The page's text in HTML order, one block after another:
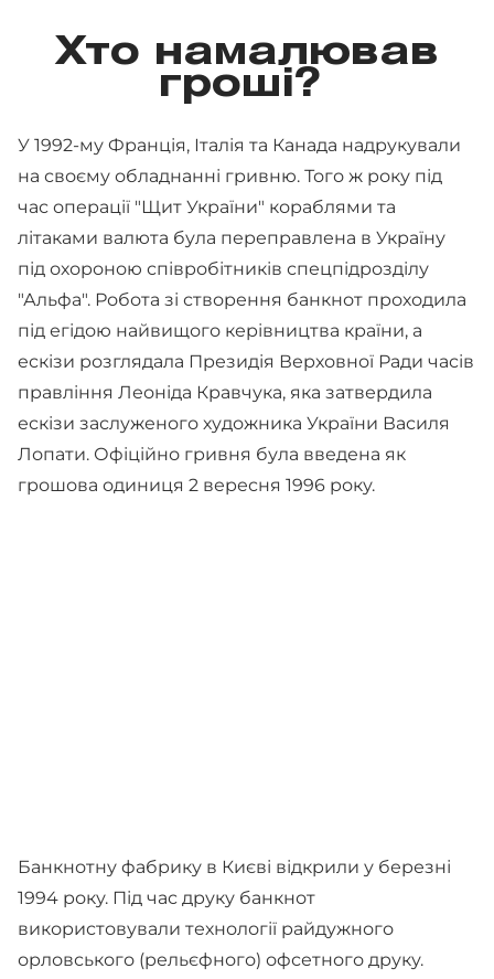
Хто намалював
гроші?
У 1992-му Франція, Італія та Канада надрукували
на своєму обладнанні гривню. Того ж року під
час операції "Щит України" кораблями та
літаками валюта була переправлена в Україну
під охороною співробітників спецпідрозділу
"Альфа". Робота зі створення банкнот проходила
під егідою найвищого керівництва країни, а
ескізи розглядала Президія Верховної Ради часів
правління Леоніда Кравчука, яка затвердила
ескізи заслуженого художника України Василя
Лопати. Офіційно гривня була введена як
грошова одиниця 2 вересня 1996 року.
Банкнотну фабрику в Києві відкрили у березні
1994 року. Під час друку банкнот
використовували технології райдужного
орловського (рельєфного) офсетного друку.